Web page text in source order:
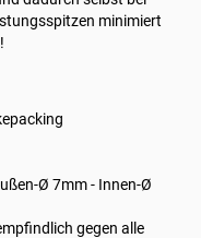
minimiert
Ø 7mm - Innen-Ø
gegen alle